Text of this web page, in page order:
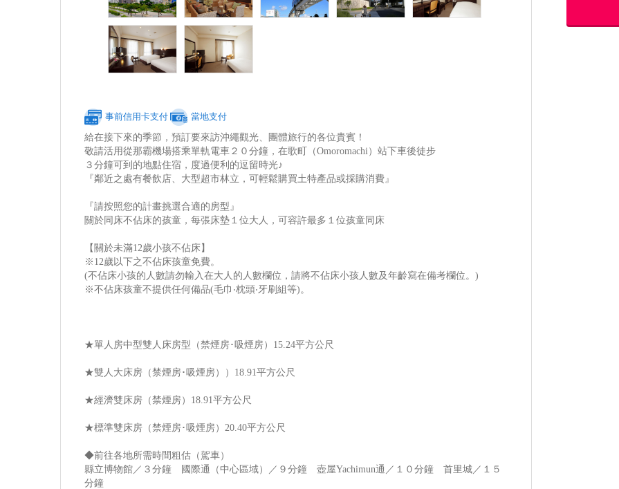
事前信用卡支付 當地支付
給在接下來的季節，預訂要來訪沖繩觀光、團體旅行的各位貴賓！
敬請活用從那霸機場搭乘單軌電車２０分鐘，在歌町（Omoromachi）站下車後徒步
３分鐘可到的地點住宿，度過便利的逗留時光♪
『鄰近之處有餐飲店、大型超市林立，可輕鬆購買土特產品或採購消費』
『請按照您的計畫挑選合適的房型』
關於同床不佔床的孩童，每張床墊１位大人，可容許最多１位孩童同床
【關於未滿12歲小孩不佔床】
※12歲以下之不佔床孩童免費。
(不佔床小孩的人數請勿輸入在大人的人數欄位，請將不佔床小孩人數及年齡寫在備考欄位。)
※不佔床孩童不提供任何備品(毛巾‧枕頭‧牙刷組等)。
★單人房中型雙人床房型（禁煙房･吸煙房）15.24平方公尺
★雙人大床房（禁煙房･吸煙房））18.91平方公尺
★經濟雙床房（禁煙房）18.91平方公尺
★標準雙床房（禁煙房･吸煙房）20.40平方公尺
◆前往各地所需時間粗估（駕車）
縣立博物館／３分鐘 國際通（中心區域）／９分鐘 壺屋Yachimun通／１０分鐘 首里城／１５
分鐘